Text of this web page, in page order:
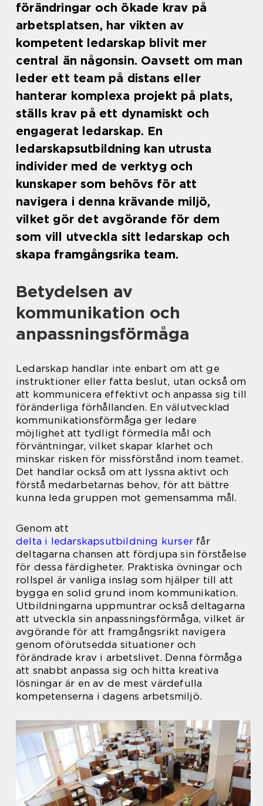
förändringar och ökade krav på
arbetsplatsen, har vikten av
kompetent ledarskap blivit mer
central än någonsin. Oavsett om man
leder ett team på distans eller
hanterar komplexa projekt på plats,
ställs krav på ett dynamiskt och
engagerat ledarskap. En
ledarskapsutbildning kan utrusta
individer med de verktyg och
kunskaper som behövs för att
navigera i denna krävande miljö,
vilket gör det avgörande för dem
som vill utveckla sitt ledarskap och
skapa framgångsrika team.
Betydelsen av
kommunikation och
anpassningsförmåga
Ledarskap handlar inte enbart om att ge
instruktioner eller fatta beslut, utan också om
att kommunicera effektivt och anpassa sig till
föränderliga förhållanden. En välutvecklad
kommunikationsförmåga ger ledare
möjlighet att tydligt förmedla mål och
förväntningar, vilket skapar klarhet och
minskar risken för missförstånd inom teamet.
Det handlar också om att lyssna aktivt och
förstå medarbetarnas behov, för att bättre
kunna leda gruppen mot gemensamma mål.
Genom att
delta i ledarskapsutbildning kurser får
deltagarna chansen att fördjupa sin förståelse
för dessa färdigheter. Praktiska övningar och
rollspel är vanliga inslag som hjälper till att
bygga en solid grund inom kommunikation.
Utbildningarna uppmuntrar också deltagarna
att utveckla sin anpassningsförmåga, vilket är
avgörande för att framgångsrikt navigera
genom oförutsedda situationer och
förändrade krav i arbetslivet. Denna förmåga
att snabbt anpassa sig och hitta kreativa
lösningar är en av de mest värdefulla
kompetenserna i dagens arbetsmiljö.